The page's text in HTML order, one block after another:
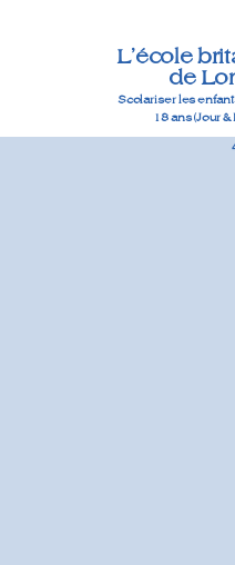
L'école
de
Scolariser les
18 ans (Jour &